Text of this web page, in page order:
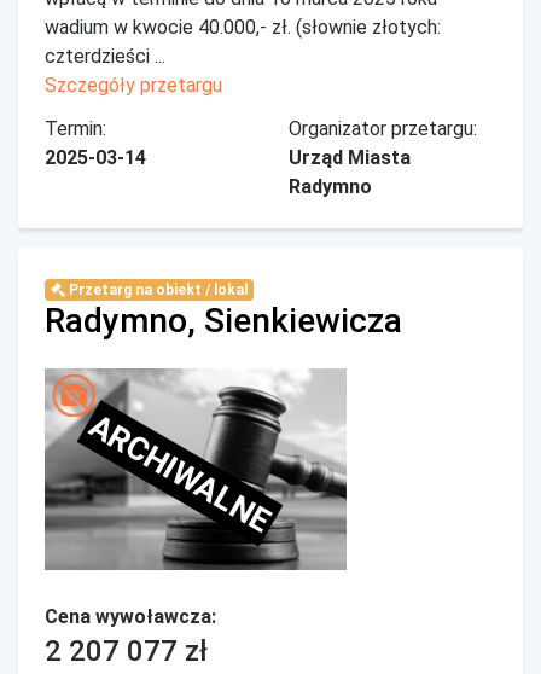
wadium w kwocie 40.000,- zł. (słownie złotych:
czterdzieści ...
Szczegóły przetargu
Termin:
2025-03-14
Organizator przetargu:
Urząd Miasta
Radymno
Przetarg na obiekt / lokal
Radymno, Sienkiewicza
ARCHIWALNE
Cena wywoławcza:
2 207 077 zł